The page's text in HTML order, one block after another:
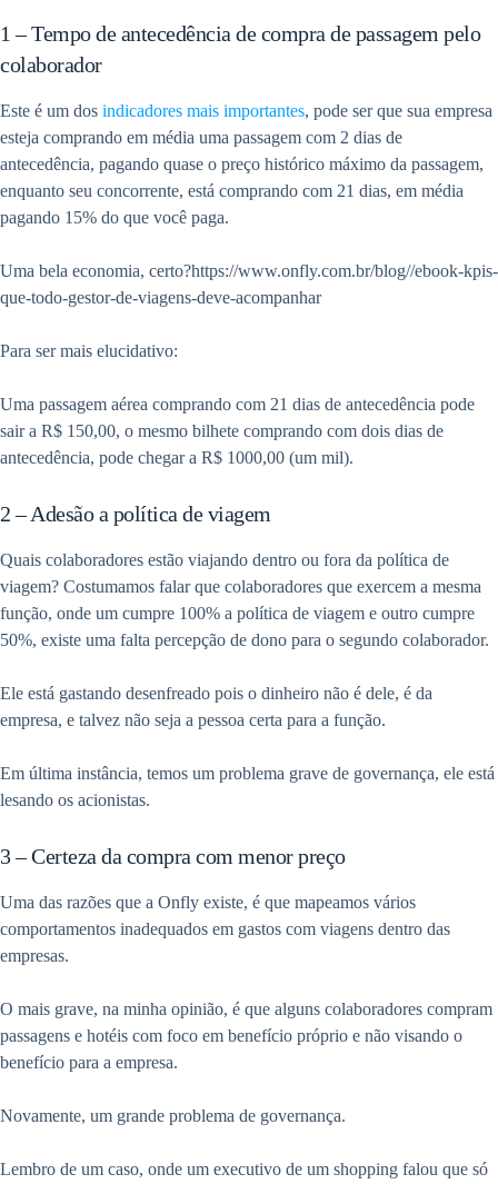
1 – Tempo de antecedência de compra de passagem pelo
colaborador
Este é um dos indicadores mais importantes, pode ser que sua empresa
esteja comprando em média uma passagem com 2 dias de
antecedência, pagando quase o preço histórico máximo da passagem,
enquanto seu concorrente, está comprando com 21 dias, em média
pagando 15% do que você paga.
Uma bela economia, certo?https://www.onfly.com.br/blog//ebook-kpis-
que-todo-gestor-de-viagens-deve-acompanhar
Para ser mais elucidativo:
Uma passagem aérea comprando com 21 dias de antecedência pode
sair a R$ 150,00, o mesmo bilhete comprando com dois dias de
antecedência, pode chegar a R$ 1000,00 (um mil).
2 – Adesão a política de viagem
Quais colaboradores estão viajando dentro ou fora da política de
viagem? Costumamos falar que colaboradores que exercem a mesma
função, onde um cumpre 100% a política de viagem e outro cumpre
50%, existe uma falta percepção de dono para o segundo colaborador.
Ele está gastando desenfreado pois o dinheiro não é dele, é da
empresa, e talvez não seja a pessoa certa para a função.
Em última instância, temos um problema grave de governança, ele está
lesando os acionistas.
3 – Certeza da compra com menor preço
Uma das razões que a Onfly existe, é que mapeamos vários
comportamentos inadequados em gastos com viagens dentro das
empresas.
O mais grave, na minha opinião, é que alguns colaboradores compram
passagens e hotéis com foco em benefício próprio e não visando o
benefício para a empresa.
Novamente, um grande problema de governança.
Lembro de um caso, onde um executivo de um shopping falou que só